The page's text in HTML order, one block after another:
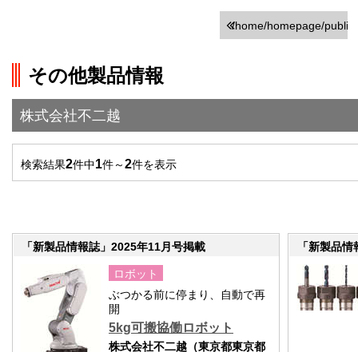
/home/homepage/
その他製品情報
株式会社不二越
検索結果2件中1件～2件を表示
「新製品情報誌」2025年11月号掲載
ロボット
ぶつかる前に停まり、自動で再
開
5kg可搬協働ロボット
株式会社不二越（東京都東京都
「新製品